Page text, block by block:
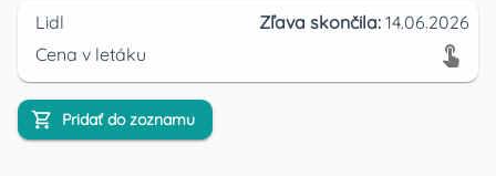
Lidl Zľava skončila: 14.06.2026
Cena v letáku
Pridať do zoznamu